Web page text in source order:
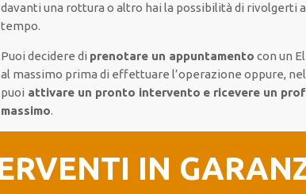
davanti una rottura o altro hai la possibilità di rivolgerti
tempo.
Puoi decidere di prenotareun appuntamento con un
al massimo prima di effettuare l’operazione oppure,
puoi attivareun pronto intervento e ricevere un
massimo.
IN